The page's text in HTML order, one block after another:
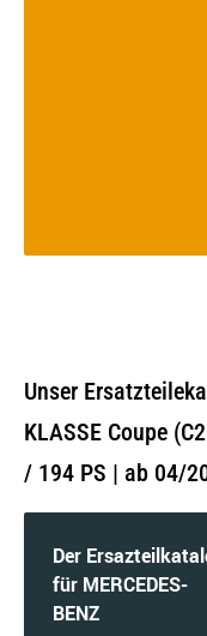
Unser
KLASSE Coupe
/ 194 PS | ab 04/
Der
für MERCEDES-
BENZ